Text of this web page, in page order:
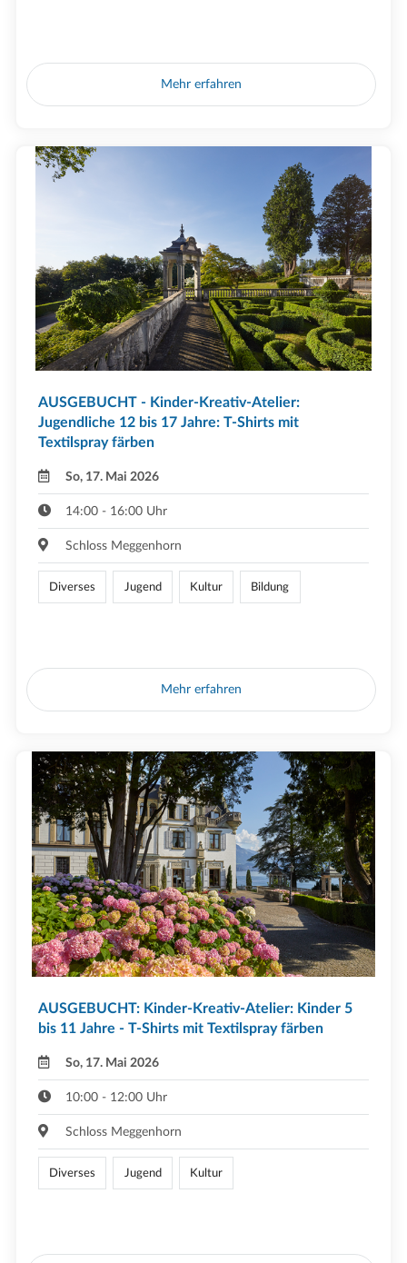
Mehr erfahren
AUSGEBUCHT - Kinder-Kreativ-Atelier:
Jugendliche 12 bis 17 Jahre: T-Shirts mit
Textilspray färben
So, 17. Mai 2026
14:00 - 16:00 Uhr
Schloss Meggenhorn
Diverses Jugend Kultur Bildung
Mehr erfahren
AUSGEBUCHT: Kinder-Kreativ-Atelier: Kinder 5
bis 11 Jahre - T-Shirts mit Textilspray färben
So, 17. Mai 2026
10:00 - 12:00 Uhr
Schloss Meggenhorn
Diverses Jugend Kultur